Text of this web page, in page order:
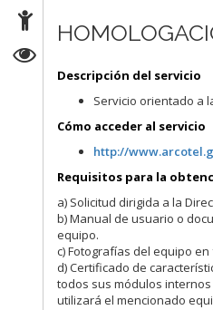
Descripción del servicio
Servicio orientado a
Cómo acceder al servicio
http://
Requisitos para la
a) Solicitud dirigida a la
b) Manual de usuario o
equipo.
c) Fotografías del equipo
d) Certificado de
todos sus módulos
utilizará el mencionado